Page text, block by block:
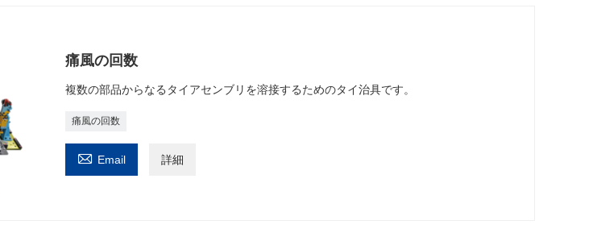
痛風の回数
複数の部品からなるタイアセンブリを溶接するためのタイ治具です。
痛風の回数
 Email 詳細